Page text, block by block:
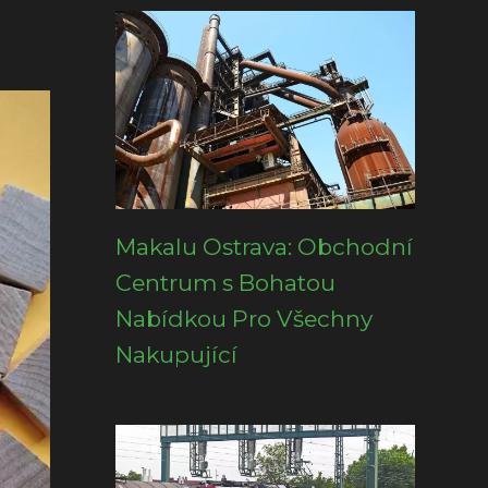
Makalu Ostrava: Obchodní
Centrum s Bohatou
Nabídkou Pro Všechny
Nakupující